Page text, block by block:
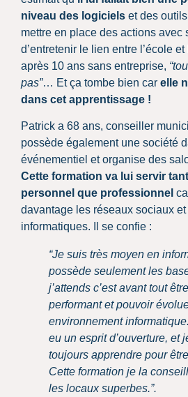
niveau des logiciels et des
mettre en place des actions avec
d’entretenir le lien entre l’école
après 10 ans sans entreprise,
pas”… Et ça tombe bien car elle
dans cet apprentissage !
Patrick a 68 ans, conseiller
possède également une société
événementiel et organise des
Cette formation va lui servir
personnel que professionnel
davantage les réseaux sociaux
informatiques. Il se confie :
“Je suis très moyen en
possède seulement les
j’attends c’est avant tout
performant et pouvoir
environnement
eu un esprit d’ouverture, et
toujours apprendre pour
Cette formation je la
les locaux superbes.”.